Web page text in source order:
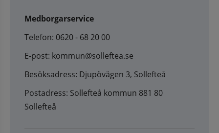
Medborgarservice
Telefon: 0620 - 68 20 00
E-post: kommun@solleftea.se
Besöksadress: Djupövägen 3, Sollefteå
Postadress: Sollefteå kommun 881 80
Sollefteå